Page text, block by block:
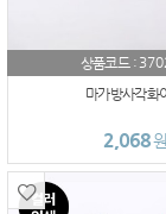
상품코드 :
마가방사각화
2,068원